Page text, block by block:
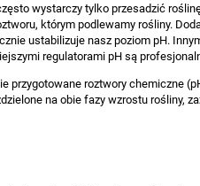
1 SZT. / 38x38x3cm
brutto
wystarczy tylko przesadzić
którym podlewamy rośliny.
ustabilizuje nasz poziom pH.
regulatorami pH są
przygotowane roztwory chemiczne
na obie fazy wzrostu rośliny,